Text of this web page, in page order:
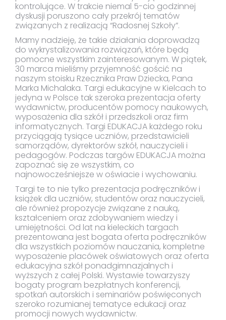
kontrolujące. W trakcie niemal 5-cio godzinnej
dyskusji poruszono cały przekrój tematów
związanych z realizacją “Radosnej Szkoły”.
Mamy nadzieję, że takie działania doprowadzą
do wykrystalizowania rozwiązań, które będą
pomocne wszystkim zainteresowanym. W piątek,
30 marca mieliśmy przyjemność gościć na
naszym stoisku Rzecznika Praw Dziecka, Pana
Marka Michalaka. Targi edukacyjne w Kielcach to
jedyna w Polsce tak szeroka prezentacja oferty
wydawnictw, producentów pomocy naukowych,
wyposażenia dla szkół i przedszkoli oraz firm
informatycznych. Targi EDUKACJA każdego roku
przyciągają tysiące uczniów, przedstawicieli
samorządów, dyrektorów szkół, nauczycieli i
pedagogów. Podczas targów EDUKACJA można
zapoznać się ze wszystkim, co
najnowocześniejsze w oświacie i wychowaniu.
Targi te to nie tylko prezentacja podręczników i
książek dla uczniów, studentów oraz nauczycieli,
ale również propozycje związane z nauką,
kształceniem oraz zdobywaniem wiedzy i
umiejętności. Od lat na kieleckich targach
prezentowana jest bogata oferta podręczników
dla wszystkich poziomów nauczania, kompletne
wyposażenie placówek oświatowych oraz oferta
edukacyjna szkół ponadgimnazjalnych i
wyższych z całej Polski. Wystawie towarzyszy
bogaty program bezpłatnych konferencji,
spotkań autorskich i seminariów poświęconych
szeroko rozumianej tematyce edukacji oraz
promocji nowych wydawnictw.